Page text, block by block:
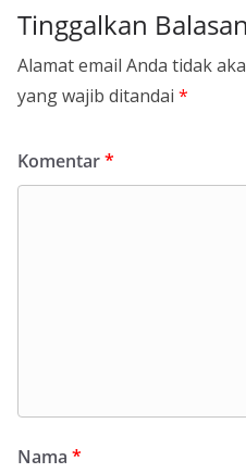
Tinggalkan Balasan
Alamat email Anda tidak
yang wajib ditandai *
Komentar*
Nama *